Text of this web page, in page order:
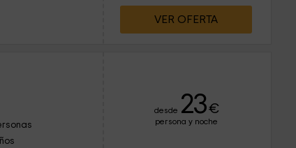
una sesión de
haciendo tan
VER OFERTA
desde 23€
persona y noche